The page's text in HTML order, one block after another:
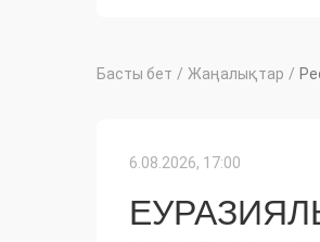
Басты бет / Жаңалықтар /
6.08.2026, 17:00